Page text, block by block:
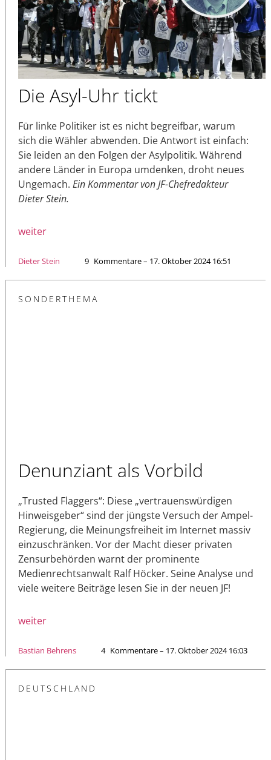
Die Asyl-Uhr tickt
Für linke Politiker ist es nicht begreifbar, warum
sich die Wähler abwenden. Die Antwort ist einfach:
Sie leiden an den Folgen der Asylpolitik. Während
andere Länder in Europa umdenken, droht neues
Ungemach. Ein Kommentar von JF-Chefredakteur
Dieter Stein.
weiter
Dieter Stein 9 Kommentare – 17. Oktober 2024 16:51
SONDERTHEMA
Denunziant als Vorbild
„Trusted Flaggers“: Diese „vertrauenswürdigen
Hinweisgeber“ sind der jüngste Versuch der Ampel-
Regierung, die Meinungsfreiheit im Internet massiv
einzuschränken. Vor der Macht dieser privaten
Zensurbehörden warnt der prominente
Medienrechtsanwalt Ralf Höcker. Seine Analyse und
viele weitere Beiträge lesen Sie in der neuen JF!
weiter
Bastian Behrens 4 Kommentare – 17. Oktober 2024 16:03
DEUTSCHLAND